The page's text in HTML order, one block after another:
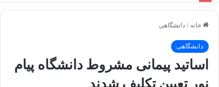
خانه / دانشگاهی
دانشگاهی
اساتید پیمانی مشروط دانشگاه پیام
نور تعیین تکلیف شدند